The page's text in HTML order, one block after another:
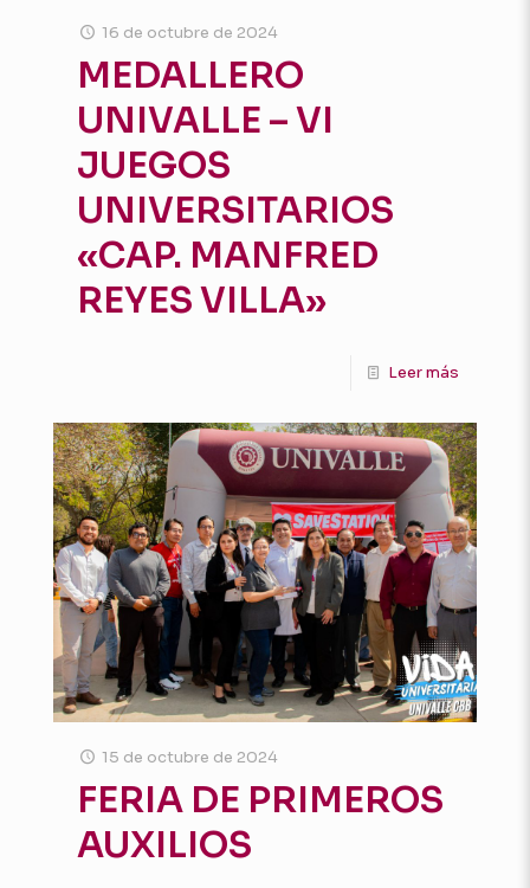
16 de octubre de 2024
MEDALLERO
UNIVALLE – VI
JUEGOS
UNIVERSITARIOS
«CAP. MANFRED
REYES VILLA»
Leer más
15 de octubre de 2024
FERIA DE PRIMEROS
AUXILIOS